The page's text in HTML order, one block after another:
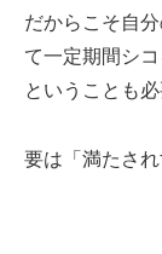
だからこそ自
て一定期間シ
ということも
要は「満たさ